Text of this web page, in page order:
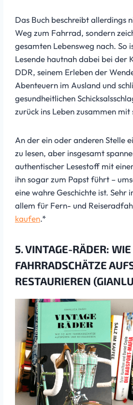
Das Buch beschreibt allerdings
Weg zum Fahrrad, sondern
gesamten Lebensweg nach. So
Lesende hautnah dabei bei der
DDR, seinem Erleben der
Abenteuern im Ausland und
gesundheitlichen
zurück ins Leben zusammen mit
An der ein oder anderen Stelle
zu lesen, aber insgesamt
authentischer Lesestoff mit
ihn sogar zum Papst führt –
eine wahre Geschichte ist. Sehr
allem für Fern- und
kaufen.*
5. VINTAGE-RÄDER: WIE
FAHRRADSCHÄTZE
RESTAURIEREN